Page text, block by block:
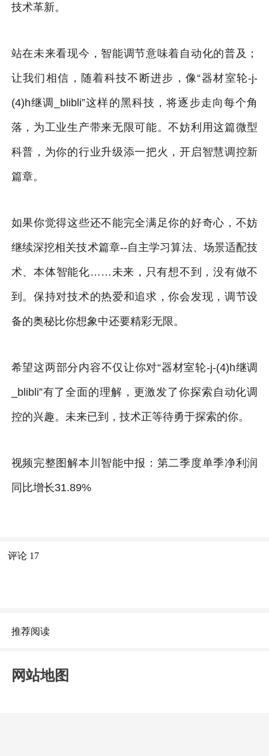
技术革新。
站在未来看现今，智能调节意味着自动化的普及；
让我们相信，随着科技不断进步，像“器材室轮-j-
(4)h继调_blibli”这样的黑科技，将逐步走向每个角
落，为工业生产带来无限可能。不妨利用这篇微型
科普，为你的行业升级添一把火，开启智慧调控新
篇章。
如果你觉得这些还不能完全满足你的好奇心，不妨
继续深挖相关技术篇章--自主学习算法、场景适配技
术、本体智能化……未来，只有想不到，没有做不
到。保持对技术的热爱和追求，你会发现，调节设
备的奥秘比你想象中还要精彩无限。
希望这两部分内容不仅让你对“器材室轮-j-(4)h继调
_blibli”有了全面的理解，更激发了你探索自动化调
控的兴趣。未来已到，技术正等待勇于探索的你。
视频完整图解本川智能中报：第二季度单季净利润
同比增长31.89%
评论 17
推荐阅读
网站地图